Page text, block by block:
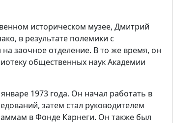
историческом музее, Дмитрий
в результате полемики с
заочное отделение. В то же время, он
общественных наук Академии
1973 года. Он начал работать в
затем стал руководителем
в Фонде Карнеги. Он также был